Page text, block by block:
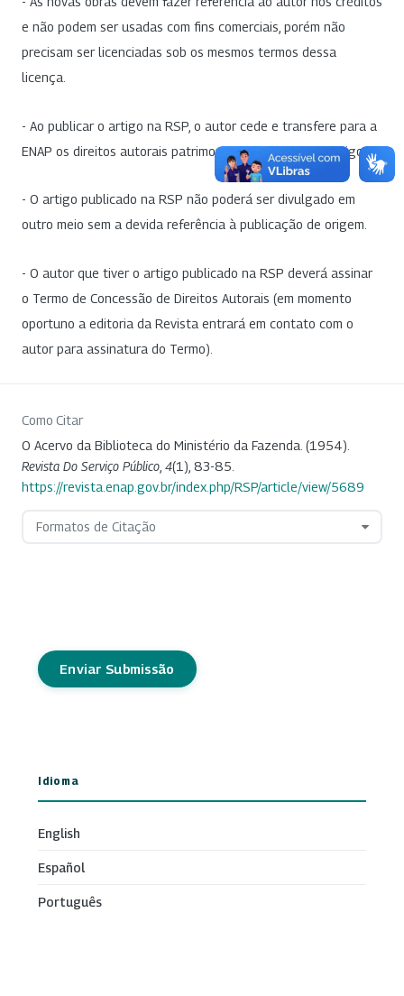
e não podem ser usadas com fins comerciais, porém não
precisam ser licenciadas sob os mesmos termos dessa
licença.
- Ao publicar o artigo na RSP, o autor cede e transfere para a
ENAP os direitos autorais patrimoniais referentes ao artigo.
- O artigo publicado na RSP não poderá ser divulgado em
outro meio sem a devida referência à publicação de origem.
- O autor que tiver o artigo publicado na RSP deverá assinar
o Termo de Concessão de Direitos Autorais (em momento
oportuno a editoria da Revista entrará em contato com o
autor para assinatura do Termo).
Como Citar
O Acervo da Biblioteca do Ministério da Fazenda. (1954).
Revista Do Serviço Público 4(1), 83-85.
https://revista.enap.gov.br/index.php/RSP/article/view/5689
Formatos de Citação
Enviar Submissão
Idioma
English
Español
Português